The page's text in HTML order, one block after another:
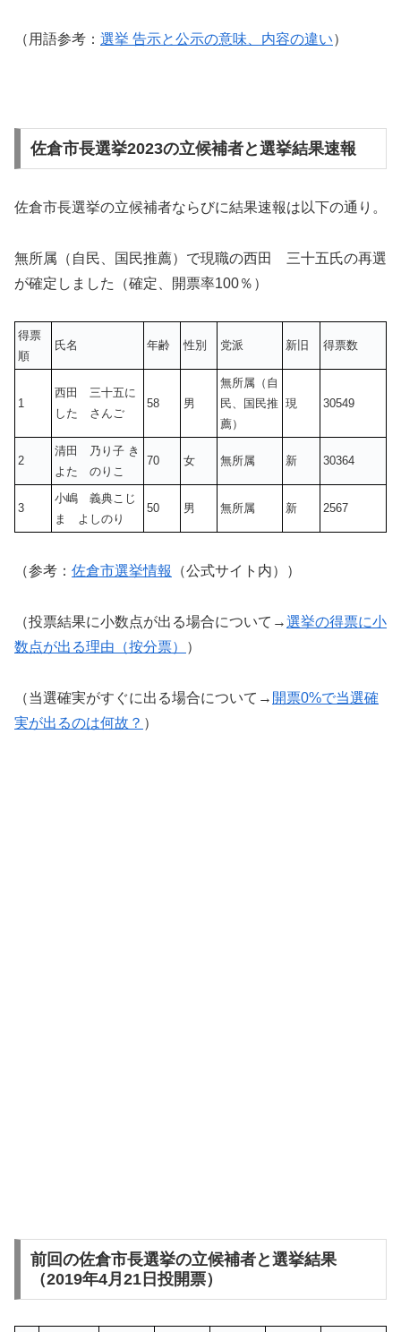
（用語参考： 選挙 告示と公示の意味、内容の違い）
佐倉市長選挙2023の立候補者と選挙結果速報
佐倉市長選挙の立候補者ならびに結果速報は以下の通り。
無所属（自民、国民推薦）で現職の西田 三十五氏の再選
が確定しました（確定、開票率100％）
得票
順
氏名 年齢 性別 党派 新旧 得票数
1
西田 三十五に
した さんご
58 男
無所属（自
民、国民推
薦）
現 30549
2
清田 乃り子 き
よた のりこ
70 女 無所属 新 30364
3
小嶋 義典こじ
ま よしのり
50 男 無所属 新 2567
（参考： 佐倉市選挙情報 （公式サイト内））
（投票結果に小数点が出る場合について→選挙の得票に小
数点が出る理由（按分票）
）
（当選確実がすぐに出る場合について→ 開票0%で当選確
実が出るのは何故？ ）
前回の佐倉市長選挙の立候補者と選挙結果
（2019年4月21日投開票）